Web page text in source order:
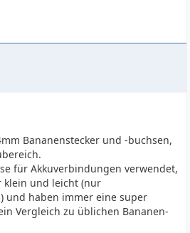
Bananenstecker und -buchsen,
für Akkuverbindungen verwendet,
klein und leicht (nur
und haben immer eine super
Vergleich zu üblichen Bananen-